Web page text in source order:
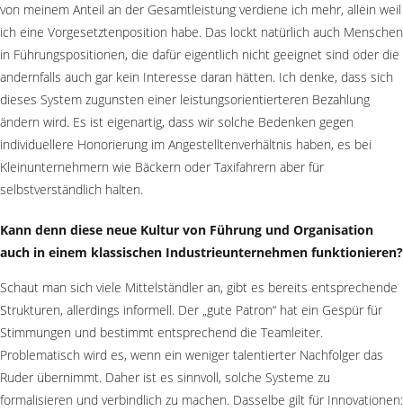
von meinem Anteil an der Gesamtleistung verdiene ich mehr, allein weil
ich eine Vorgesetztenposition habe. Das lockt natürlich auch Menschen
in Führungspositionen, die dafür eigentlich nicht geeignet sind oder die
andernfalls auch gar kein Interesse daran hätten. Ich denke, dass sich
dieses System zugunsten einer leistungsorientierteren Bezahlung
ändern wird. Es ist eigenartig, dass wir solche Bedenken gegen
individuellere Honorierung im Angestelltenverhältnis haben, es bei
Kleinunternehmern wie Bäckern oder Taxifahrern aber für
selbstverständlich halten.
Kann denn diese neue Kultur von Führung und Organisation
auch in einem klassischen Industrieunternehmen funktionieren?
Schaut man sich viele Mittelständler an, gibt es bereits entsprechende
Strukturen, allerdings informell. Der „gute Patron“ hat ein Gespür für
Stimmungen und bestimmt entsprechend die Teamleiter.
Problematisch wird es, wenn ein weniger talentierter Nachfolger das
Ruder übernimmt. Daher ist es sinnvoll, solche Systeme zu
formalisieren und verbindlich zu machen. Dasselbe gilt für Innovationen: